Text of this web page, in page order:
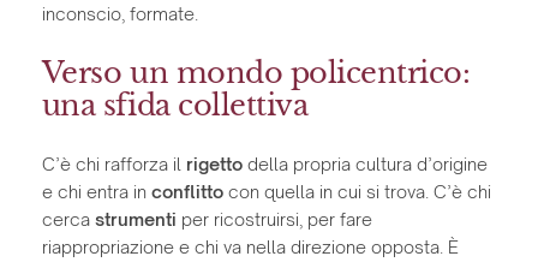
inconscio, formate.
Verso un mondo policentrico:
una sfida collettiva
C’è chi rafforza il rigettodella propria cultura d’origine
e chi entra in conflittocon quella in cui si trova. C’è chi
cerca strumenti per ricostruirsi, per fare
riappropriazione e chi va nella direzione opposta. È